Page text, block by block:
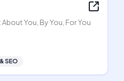
You, By You, For You
SEO